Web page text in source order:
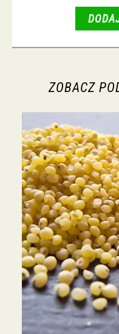
ZOBACZ